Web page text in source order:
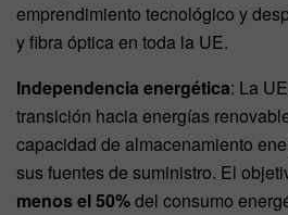
emprendimiento tecnológico y
y fibra óptica en toda la UE.
Independencia energética: La
transición hacia energías
capacidad de almacenamiento
sus fuentes de suministro. El
menos el 50%del consumo